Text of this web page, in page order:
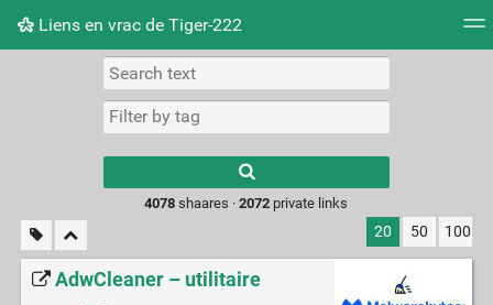
Liens en vrac de Tiger-222
Picture wall
results.
4078 shaares ·2072 private links
20 50 100
AdwCleaner – utilitaire